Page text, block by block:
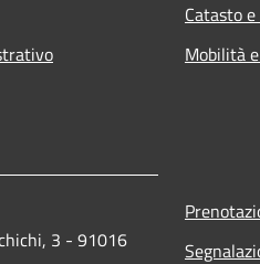
Catasto
Mobilità
3 - 91016